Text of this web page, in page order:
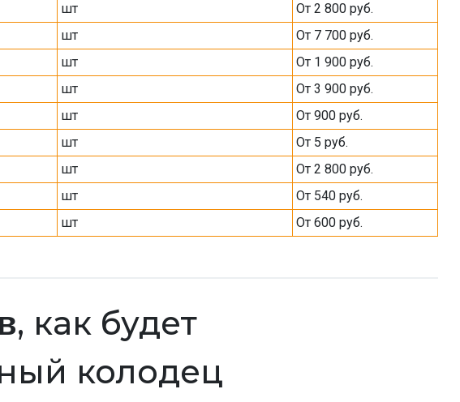
шт
От 2 800 руб.
шт
От 7 700 руб.
шт
От 1 900 руб.
шт
От 3 900 руб.
шт
От 900 руб.
шт
От 5 руб.
шт
От 2 800 руб.
шт
От 540 руб.
шт От 600 руб.
, как будет
колодец